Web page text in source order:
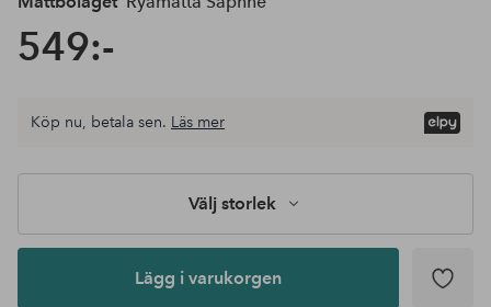
549:-
storlek
Lägg i
Köp nu, betala sen. Läs mer
Välj storlek
Lägg i varukorgen